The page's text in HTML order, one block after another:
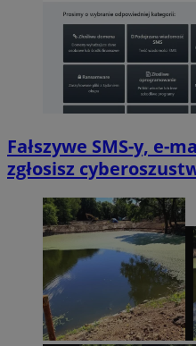
Fałszywe SMS-y, e-
zgłosisz